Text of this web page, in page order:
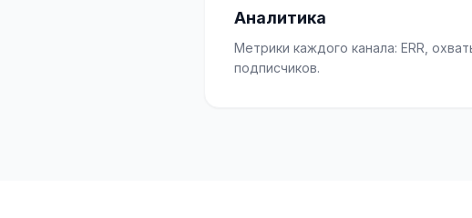
Аналитика
Метрики каждого канала: ERR,
подписчиков.